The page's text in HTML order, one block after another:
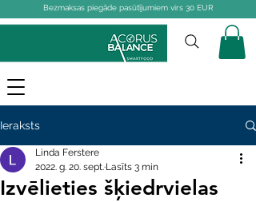
Bezmaksas piegāde pasūtījumiem virs 30 EUR
Ieraksts
Izvēlieties šķiedrvielas
Linda Ferstere
2022. g. 20. sept. Lasīts 3 min